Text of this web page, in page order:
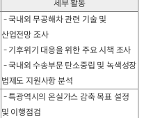
세부 활동
- 국내외 무공해차 관련 기술 및
산업전망 조사
- 기후위기 대응을 위한 주요 시책 조사
- 국내외 수송부문 탄소중립 및 녹색성장
법제도 지원사항 분석
- 특광역시의 온실가스 감축 목표 설정
및 이행점검